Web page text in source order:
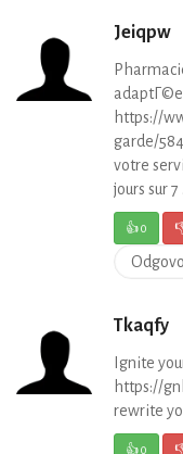
Jeiqpw
https://
garde/
votre
jours sur 7 .
👍0
Tkaqfy
Ignite
https://
rewrite
👍0